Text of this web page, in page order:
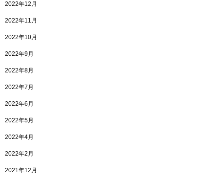
2022年12月
2022年11月
2022年10月
2022年9月
2022年8月
2022年7月
2022年6月
2022年5月
2022年4月
2022年2月
2021年12月